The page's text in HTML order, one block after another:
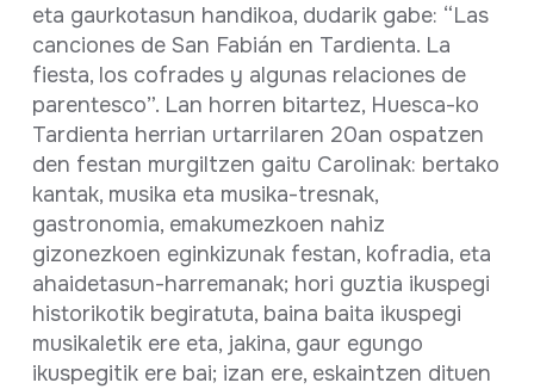
eta gaurkotasun handikoa, dudarik gabe: “Las
canciones de San Fabián en Tardienta. La
fiesta, los cofrades y algunas relaciones de
parentesco”. Lan horren bitartez, Huesca-ko
Tardienta herrian urtarrilaren 20an ospatzen
den festan murgiltzen gaitu Carolinak: bertako
kantak, musika eta musika-tresnak,
gastronomia, emakumezkoen nahiz
gizonezkoen eginkizunak festan, kofradia, eta
ahaidetasun-harremanak; hori guztia ikuspegi
historikotik begiratuta, baina baita ikuspegi
musikaletik ere eta, jakina, gaur egungo
ikuspegitik ere bai; izan ere, eskaintzen dituen